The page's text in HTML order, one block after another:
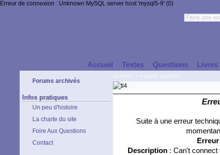
Erreur de connexion : Unknown MySQL server host 'mysql5-9' (0)
Accueil Textes Questions Livres
Forums archivés
Infos pratiques
Un peu d'histoire
La charte du site
Foire Aux Questions
Contact
Suite à une erreur
Description: Can't connect